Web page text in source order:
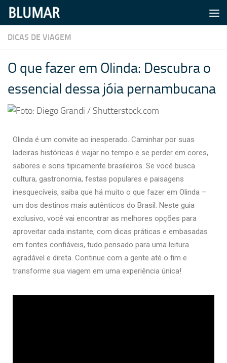
Skip to content
DICAS DE VIAGEM
O que fazer em Olinda: Descubra o
essencial dessa jóia pernambucana
Olinda é um convite ao inesperado. Caminhar por suas
ladeiras históricas é viajar no tempo e se perder em cores,
sabores e sons tipicamente brasileiros. Se você busca
cultura, gastronomia, festas populares e paisagens
inesquecíveis, saiba que há muito o que fazer em Olinda –
um dos destinos mais autênticos do Brasil. Neste guia
exclusivo, você vai encontrar as melhores opções para
aproveitar cada instante, com dicas práticas e embasadas
em fontes confiáveis, tudo pensado para uma leitura
agradável e direta. Continue com a gente até o fim e
transforme sua viagem em uma experiência única!